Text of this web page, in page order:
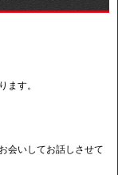
ます。
会いしてお話しさせて